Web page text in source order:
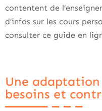
contentent de
d’infos sur les cours
consulter ce guide en
Une
besoins et